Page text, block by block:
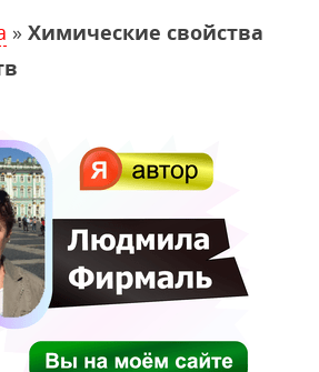
»Химические свойства